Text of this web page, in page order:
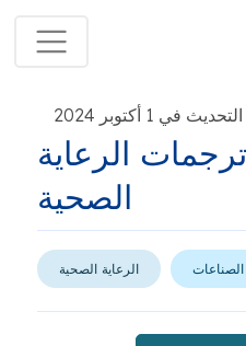
في 1 أكتوبر 2024
الرعاية
الصحية
الصناعات الرعاية الصحية